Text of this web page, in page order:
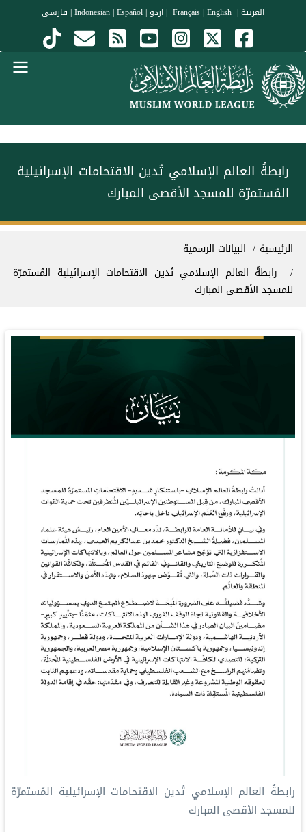
تجاوز إلى المحتوى الرئيسي
العربية|
|English
| اردو|
Indonesian |Español
| فارسي
رابطةُ العالم الإسلامي تُدين الاقتحامات الإسرائيلية
المُستمرّة للمسجد الأقصى المبارك
مسار التنقل
الرئيسية
البيانات الرسمية
رابطةُ العالم الإسلامي تُدين الاقتحامات الإسرائيلية المُستمرّة
للمسجد الأقصى المبارك
رابطةُ العالم الإسلامي تُدين الاقتحامات الإسرائيلية المُستمرّة
للمسجد الأقصى المبارك